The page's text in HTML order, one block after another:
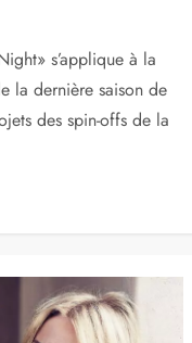
s’applique à la
la dernière saison de
des spin-offs de la